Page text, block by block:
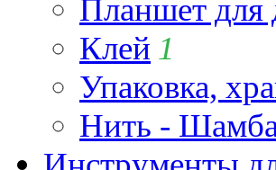
Планшет для
Клей 1
Упаковка,
Нить -